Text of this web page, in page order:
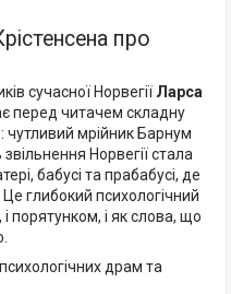
про
сучасної Норвегії Ларса
перед читачем складну
мрійник Барнум
Норвегії стала
бабусі та прабабусі, де
глибокий психологічний
порятунком, і як слова, що
драм та